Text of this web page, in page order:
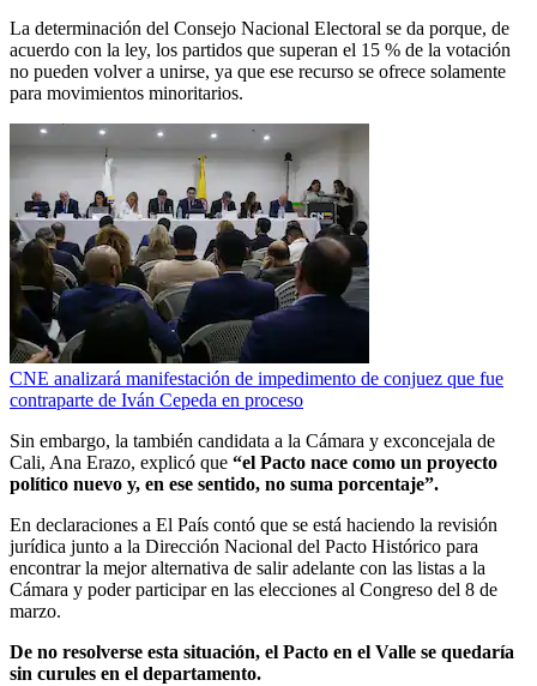
La determinación del Consejo Nacional Electoral se da porque, de
acuerdo con la ley, los partidos que superan el 15 % de la votación
no pueden volver a unirse, ya que ese recurso se ofrece solamente
para movimientos minoritarios.
CNE analizará manifestación de impedimento de conjuez que fue
contraparte de Iván Cepeda en proceso
Sin embargo, la también candidata a la Cámara y exconcejala de
Cali, Ana Erazo, explicó que “el Pacto nace como un proyecto
político nuevo y, en ese sentido, no suma porcentaje”.
En declaraciones a El País contó que se está haciendo la revisión
jurídica junto a la Dirección Nacional del Pacto Histórico para
encontrar la mejor alternativa de salir adelante con las listas a la
Cámara y poder participar en las elecciones al Congreso del 8 de
marzo.
De no resolverse esta situación, el Pacto en el Valle se quedaría
sin curules en el departamento.